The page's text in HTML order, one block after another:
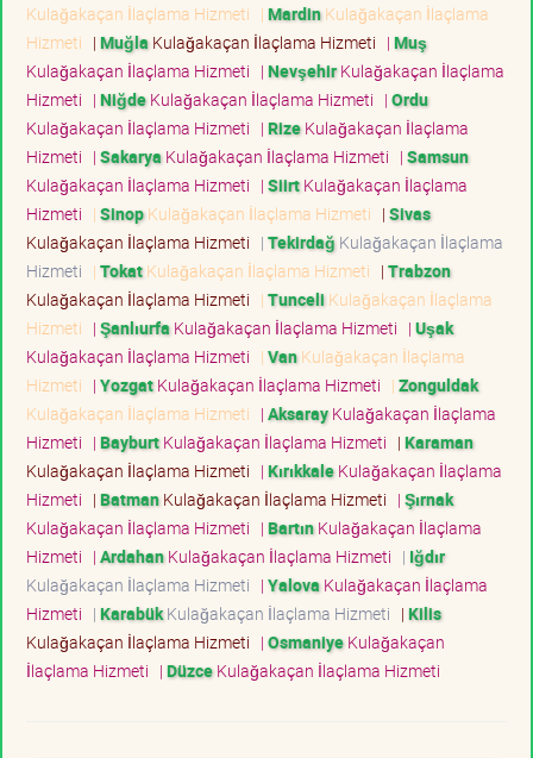
Kulağakaçan İlaçlama Hizmeti | MardinKulağakaçan İlaçlama
Hizmeti | Muğla Kulağakaçan İlaçlama Hizmeti | Muş
Kulağakaçan İlaçlama Hizmeti | NevşehirKulağakaçan İlaçlama
Hizmeti | NiğdeKulağakaçan İlaçlama Hizmeti | Ordu
Kulağakaçan İlaçlama Hizmeti | RizeKulağakaçan İlaçlama
Hizmeti | Sakarya Kulağakaçan İlaçlama Hizmeti | Samsun
Kulağakaçan İlaçlama Hizmeti | SiirtKulağakaçan İlaçlama
Hizmeti | SinopKulağakaçan İlaçlama Hizmeti | Sivas
Kulağakaçan İlaçlama Hizmeti | Tekirdağ Kulağakaçan İlaçlama
Hizmeti | TokatKulağakaçan İlaçlama Hizmeti | Trabzon
Kulağakaçan İlaçlama Hizmeti | Tunceli Kulağakaçan İlaçlama
Hizmeti | Şanlıurfa Kulağakaçan İlaçlama Hizmeti | Uşak
Kulağakaçan İlaçlama Hizmeti | VanKulağakaçan İlaçlama
Hizmeti | YozgatKulağakaçan İlaçlama Hizmeti | Zonguldak
Kulağakaçan İlaçlama Hizmeti | AksarayKulağakaçan İlaçlama
Hizmeti | BayburtKulağakaçan İlaçlama Hizmeti | Karaman
Kulağakaçan İlaçlama Hizmeti | KırıkkaleKulağakaçan İlaçlama
Hizmeti | BatmanKulağakaçan İlaçlama Hizmeti | Şırnak
Kulağakaçan İlaçlama Hizmeti | BartınKulağakaçan İlaçlama
Hizmeti | ArdahanKulağakaçan İlaçlama Hizmeti | Iğdır
Kulağakaçan İlaçlama Hizmeti | Yalova Kulağakaçan İlaçlama
Hizmeti | KarabükKulağakaçan İlaçlama Hizmeti | Kilis
Kulağakaçan İlaçlama Hizmeti | OsmaniyeKulağakaçan
İlaçlama Hizmeti | DüzceKulağakaçan İlaçlama Hizmeti